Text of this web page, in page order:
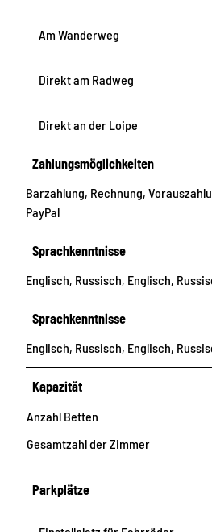
Am Wanderweg
Direkt am Radweg
Direkt an der Loipe
Zahlungsmöglichkeiten
Barzahlung, Rechnung,
PayPal
Sprachkenntnisse
Englisch, Russisch, Englisch,
Sprachkenntnisse
Englisch, Russisch, Englisch,
Kapazität
Anzahl Betten
Gesamtzahl der Zimmer
Parkplätze